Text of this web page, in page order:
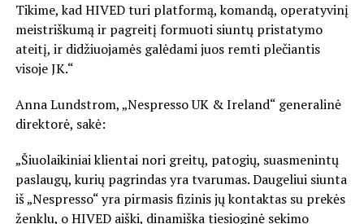
Tikime, kad HIVED turi platformą, komandą, operatyvinį
meistriškumą ir pagreitį formuoti siuntų pristatymo
ateitį, ir didžiuojamės galėdami juos remti plečiantis
visoje JK.“
Anna Lundstrom, „Nespresso UK & Ireland“ generalinė
direktorė, sakė:
„Šiuolaikiniai klientai nori greitų, patogių, suasmenintų
paslaugų, kurių pagrindas yra tvarumas. Daugeliui siunta
iš „Nespresso“ yra pirmasis fizinis jų kontaktas su prekės
ženklu, o HIVED aiški, dinamiška tiesioginė sekimo